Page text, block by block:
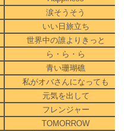
涙そうそう
いい日旅立ち
世界中の誰よりきっと
ら・ら・ら
青い珊瑚礁
私がオバさんになっても
元気を出して
フレンジャー
TOMORROW